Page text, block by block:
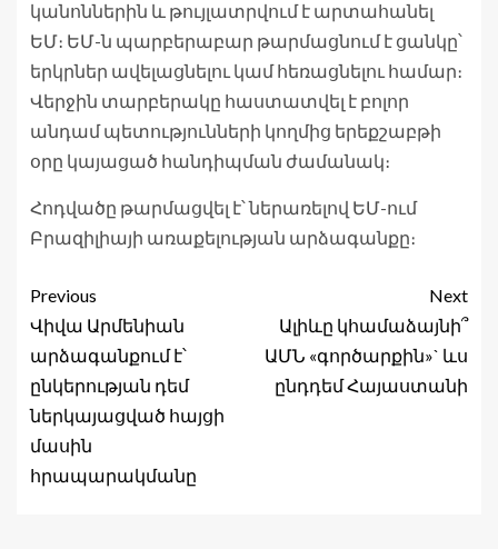
կանոններին և թույլատրվում է արտահանել
ԵՄ։ ԵՄ-ն պարբերաբար թարմացնում է ցանկը՝
երկրներ ավելացնելու կամ հեռացնելու համար։
Վերջին տարբերակը հաստատվել է բոլոր
անդամ պետությունների կողմից երեքշաբթի
օրը կայացած հանդիպման ժամանակ։
Հոդվածը թարմացվել է՝ ներառելով ԵՄ-ում
Բրազիլիայի առաքելության արձագանքը։
Previous
Վիվա Արմենիան
արձագանքում է՝
ընկերության դեմ
ներկայացված հայցի
մասին
հրապարակմանը
Next
Ալիևը կհամաձայնի՞
ԱՄՆ «գործարքին»` ևս
ընդդեմ Հայաստանի